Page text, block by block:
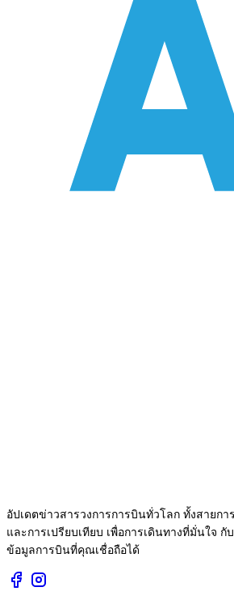
อัปเดตข่าวสารวงการการบินทั่วโลก ทั้งสายก
และการเปรียบเทียบ เพื่อการเดินทางที่มั่นใจ กับ
ข้อมูลการบินที่คุณเชื่อถือได้